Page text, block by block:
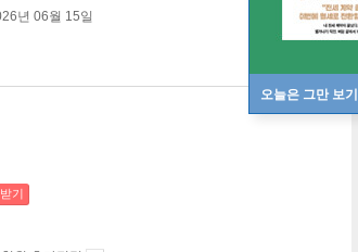
오늘은 그만 보기
년 06월 15일
기